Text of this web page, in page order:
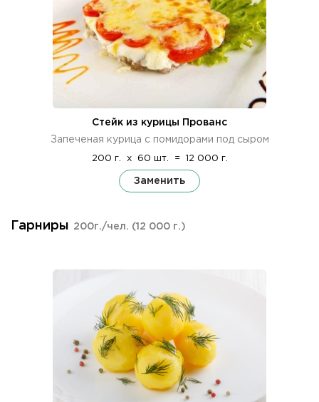
Стейк из курицы Прованс
Запеченая курица с помидорами под сыром
200 г. x 60 шт. = 12 000 г.
Заменить
Гарниры 200г./чел. (12 000 г.)